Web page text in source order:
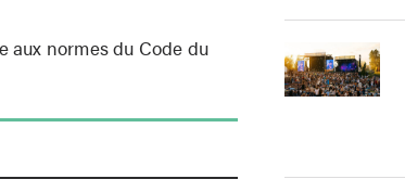
aux normes du Code du